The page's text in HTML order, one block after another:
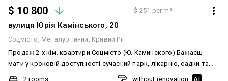
$ 10 800 $ 251 per m²
вулиця Юрія Камінського, 20
Соцмісто Металургійний Кривий Ріг
Продаж 2-х кім. квартири Соцмісто (Ю. Каминского) Бажаєш
мати у кроковій доступності сучасний парк, лікарню, садки та
школи? Мрієш про затишне житло для себе чи своїх близьких?
2 rooms
without renovation AI